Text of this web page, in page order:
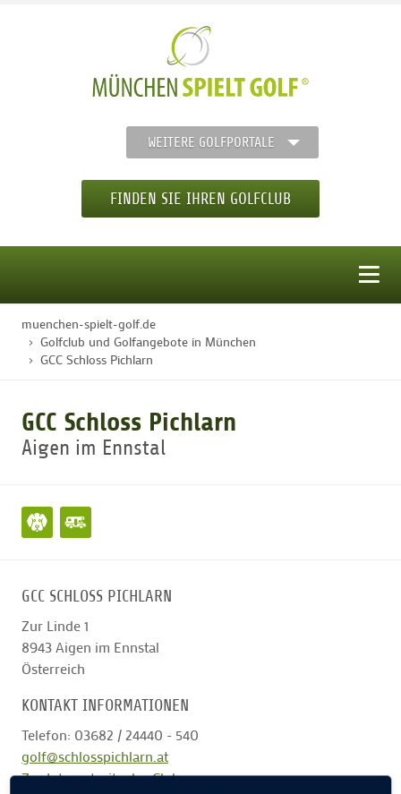
WEITERE GOLFPORTALE
FINDEN SIE IHREN GOLFCLUB
STARTSEITE
GOLFTURNIERE
GOLF NEWS
GOLFHOTELS
muenchen-spielt-golf.de
Golfclub und Golfangebote in München
GCC Schloss Pichlarn
GCC Schloss Pichlarn
Aigen im Ennstal
GCC SCHLOSS PICHLARN
Zur Linde 1
8943Aigen im Ennstal
Österreich
KONTAKT INFORMATIONEN
Telefon: 03682 / 24440 - 540
golf@schlosspichlarn.at
Zur Internetseite des Clubs